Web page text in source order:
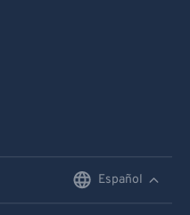
Español